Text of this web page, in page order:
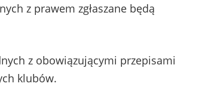
z prawem zgłaszane będą
z obowiązującymi przepisami
klubów.